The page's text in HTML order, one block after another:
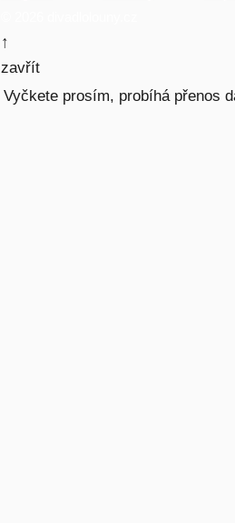
↑
zavřít
Vyčkete prosím, probíhá přenos